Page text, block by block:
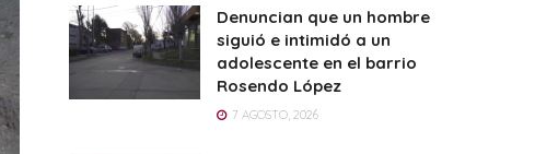
Denuncian que un hombre
siguió e intimidó a un
adolescente en el barrio
Rosendo López
7 AGOSTO, 2026